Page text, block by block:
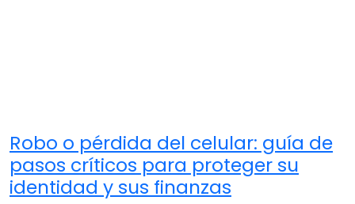
Robo o pérdida del celular: guía de
pasos críticos para proteger su
identidad y sus finanzas